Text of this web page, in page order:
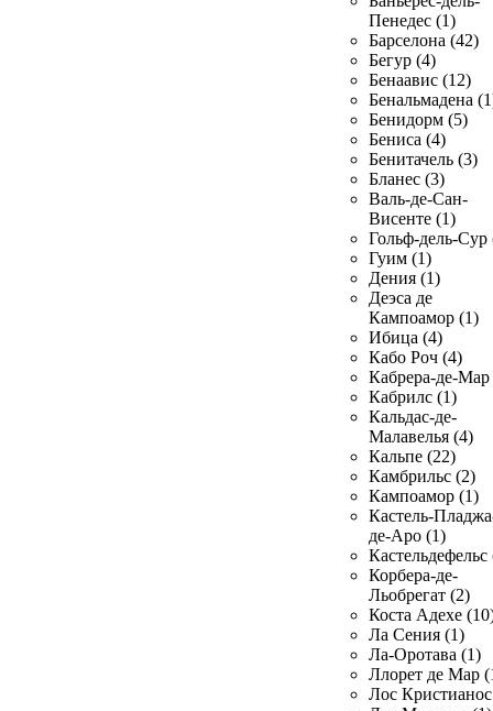
Пенедес (1)
Барселона (42)
Бегур (4)
Бенаавис (12)
Бенальмадена
Бенидорм (5)
Бениса (4)
Бенитачель (3)
Бланес (3)
Валь-де-Сан-
Висенте (1)
Гольф-дель-Сур
Гуим (1)
Дения (1)
Деэса де
Кампоамор (1)
Ибица (4)
Кабо Роч (4)
Кабрера-де-Мар
Кабрилс (1)
Кальдас-де-
Малавелья (4)
Кальпе (22)
Камбрильс (2)
Кампоамор (1)
Кастель-
де-Аро (1)
Кастельдефельс
Корбера-де-
Льобрегат (2)
Коста Адехе
Ла Сения (1)
Ла-Оротава (1)
Ллорет де Мар
Лос